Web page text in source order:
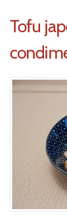
Tofu